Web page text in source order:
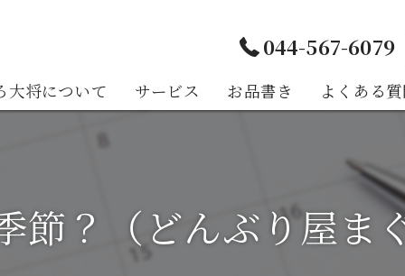
044-567-6079
大将について サービス お品書き よくある
節？（どんぶり屋ま